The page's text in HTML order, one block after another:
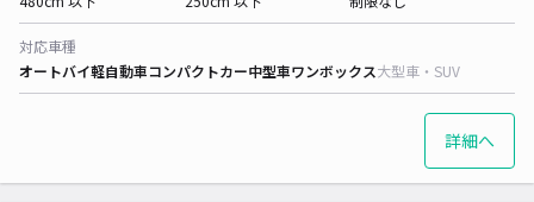
対応車種
オートバイ軽自動車コンパクトカー中型車ワンボックス大型車・SUV
詳細へ